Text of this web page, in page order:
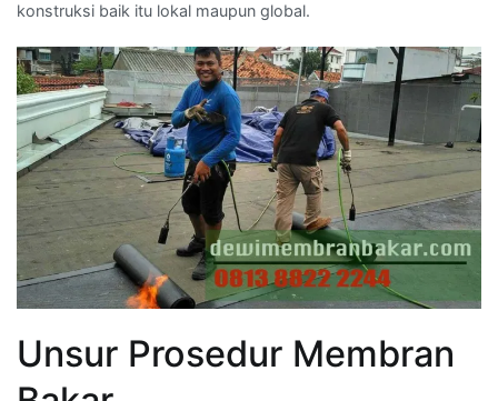
konstruksi baik itu lokal maupun global.
Unsur Prosedur Membran